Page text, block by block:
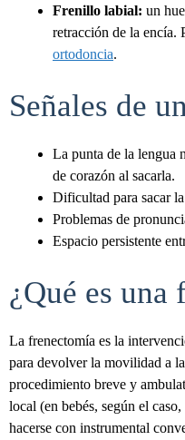
Frenillo labial: un
retracción de la encía.
ortodoncia.
Señales de
La punta de la lengua
de corazón al sacarla.
Dificultad para sacar
Problemas de
Espacio persistente
¿Qué es una
La frenectomía es la
para devolver la movilidad a
procedimiento breve y
local (en bebés, según el
hacerse con instrumental